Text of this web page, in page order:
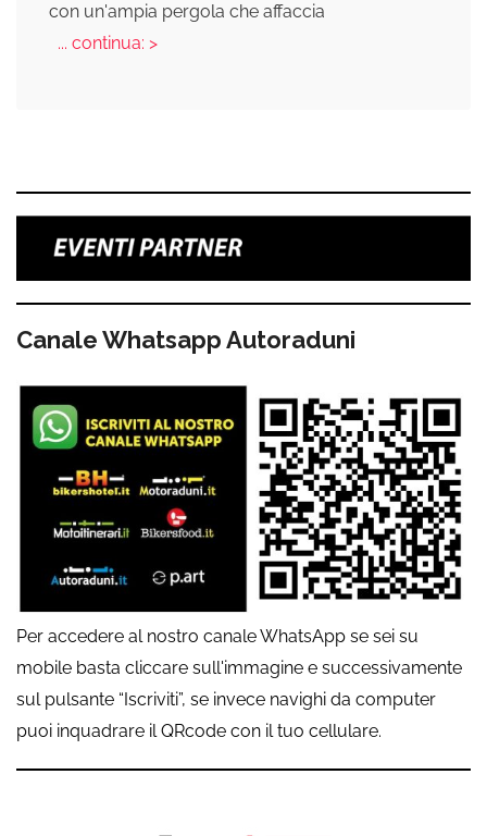
con un'ampia pergola che affaccia
... continua: >
Canale Whatsapp Autoraduni
Per accedere al nostro canale WhatsApp se sei su
mobile basta cliccare sull'immagine e successivamente
sul pulsante “Iscriviti”, se invece navighi da computer
puoi inquadrare il QRcode con il tuo cellulare.